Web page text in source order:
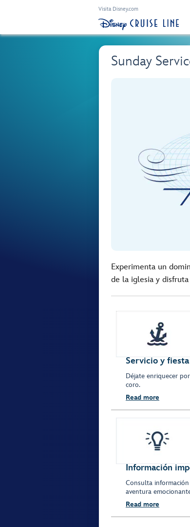
Visita Disney.com
Sunday
Experimenta un
de la iglesia y
Servicio y fiesta
Déjate enriquecer
coro.
Read more
Información
Consulta
aventura
Read more